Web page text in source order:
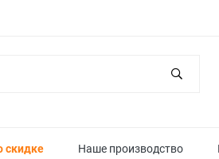
скидке Наше производство